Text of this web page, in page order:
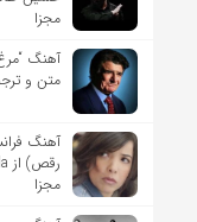
مجزا
آهنگ
متن و
مجزا